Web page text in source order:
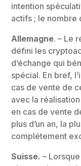
intention
actifs ; le nombre
Allemagne. – Le
défini les
d’échange qui
spécial. En bref,
cas de vente de
avec la
en cas de vente
plus d’un an, la
complètement
Suisse.–